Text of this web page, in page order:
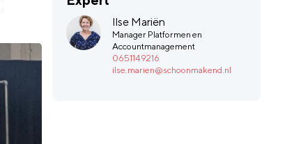
Ilse Mariën
Manager Platformen en
Accountmanagement
0651149216
ilse.marien@schoonmakend.nl